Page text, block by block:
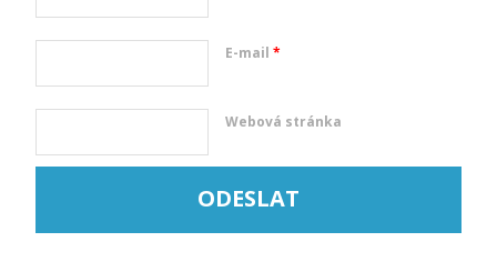
E-mail *
Webová stránka